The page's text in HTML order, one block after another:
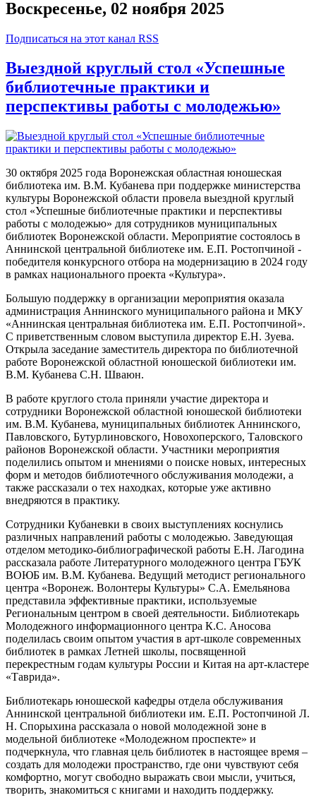
Воскресенье, 02 ноября 2025
Подписаться на этот канал RSS
Выездной круглый стол «Успешные
библиотечные практики и
перспективы работы с молодежью»
30 октября 2025 года Воронежская областная юношеская
библиотека им. В.М. Кубанева при поддержке министерства
культуры Воронежской области провела выездной круглый
стол «Успешные библиотечные практики и перспективы
работы с молодежью» для сотрудников муниципальных
библиотек Воронежской области. Мероприятие состоялось в
Аннинской центральной библиотеке им. Е.П. Ростопчиной -
победителя конкурсного отбора на модернизацию в 2024 году
в рамках национального проекта «Культура».
Большую поддержку в организации мероприятия оказала
администрация Аннинского муниципального района и МКУ
«Аннинская центральная библиотека им. Е.П. Ростопчиной».
С приветственным словом выступила директор Е.Н. Зуева.
Открыла заседание заместитель директора по библиотечной
работе Воронежской областной юношеской библиотеки им.
В.М. Кубанева С.Н. Шваюн.
В работе круглого стола приняли участие директора и
сотрудники Воронежской областной юношеской библиотеки
им. В.М. Кубанева, муниципальных библиотек Аннинского,
Павловского, Бутурлиновского, Новохоперского, Таловского
районов Воронежской области. Участники мероприятия
поделились опытом и мнениями о поиске новых, интересных
форм и методов библиотечного обслуживания молодежи, а
также рассказали о тех находках, которые уже активно
внедряются в практику.
Сотрудники Кубаневки в своих выступлениях коснулись
различных направлений работы с молодежью. Заведующая
отделом методико-библиографической работы Е.Н. Лагодина
рассказала работе Литературного молодежного центра ГБУК
ВОЮБ им. В.М. Кубанева. Ведущий методист регионального
центра «Воронеж. Волонтеры Культуры» С.А. Емельянова
представила эффективные практики, используемые
Региональным центром в своей деятельности. Библиотекарь
Молодежного информационного центра К.С. Аносова
поделилась своим опытом участия в арт-школе современных
библиотек в рамках Летней школы, посвященной
перекрестным годам культуры России и Китая на арт-кластере
«Таврида».
Библиотекарь юношеской кафедры отдела обслуживания
Аннинской центральной библиотеки им. Е.П. Ростопчиной Л.
Н. Спорыхина рассказала о новой молодежной зоне в
модельной библиотеке «Молодежном проспекте» и
подчеркнула, что главная цель библиотек в настоящее время –
создать для молодежи пространство, где они чувствуют себя
комфортно, могут свободно выражать свои мысли, учиться,
творить, знакомиться с книгами и находить поддержку.